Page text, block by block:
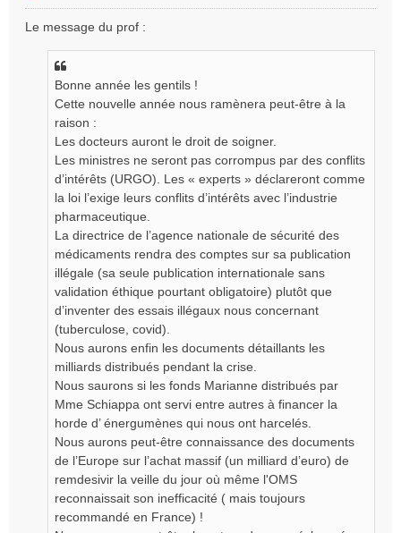
s
Le message du prof :
Bonne année les gentils !
Cette nouvelle année nous ramènera peut-être à la
raison :
Les docteurs auront le droit de soigner.
Les ministres ne seront pas corrompus par des conflits
d’intérêts (URGO). Les « experts » déclareront comme
la loi l’exige leurs conflits d’intérêts avec l’industrie
pharmaceutique.
La directrice de l’agence nationale de sécurité des
médicaments rendra des comptes sur sa publication
illégale (sa seule publication internationale sans
validation éthique pourtant obligatoire) plutôt que
d’inventer des essais illégaux nous concernant
(tuberculose, covid).
Nous aurons enfin les documents détaillants les
milliards distribués pendant la crise.
Nous saurons si les fonds Marianne distribués par
Mme Schiappa ont servi entre autres à financer la
horde d’ énergumènes qui nous ont harcelés.
Nous aurons peut-être connaissance des documents
de l’Europe sur l’achat massif (un milliard d’euro) de
remdesivir la veille du jour où même l'OMS
reconnaissait son inefficacité ( mais toujours
recommandé en France) !